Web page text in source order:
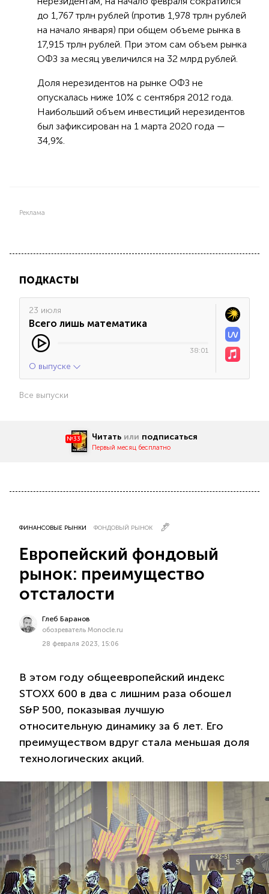
до 1,767 трлн рублей (против 1,978 трлн рублей
на начало января) при общем объеме рынка в
17,915 трлн рублей. При этом сам объем рынка
ОФЗ за месяц увеличился на 32 млрд рублей.
Доля нерезидентов на рынке ОФЗ не
опускалась ниже 10% с сентября 2012 года.
Наибольший объем инвестиций нерезидентов
был зафиксирован на 1 марта 2020 года —
34,9%.
Реклама
ПОДКАСТЫ
23 июля
Всего лишь математика
38:01
О выпуске
Все выпуски
№33 Читать или подписаться
Первый месяц бесплатно
ФИНАНСОВЫЕ РЫНКИ ФОНДОВЫЙ РЫНОК
Европейский фондовый
рынок: преимущество
отсталости
Глеб Баранов
обозреватель Monocle.ru
28 февраля 2023, 15:06
В этом году общеевропейский индекс
STOXX 600 в два с лишним раза обошел
S&P 500, показывая лучшую
относительную динамику за 6 лет. Его
преимуществом вдруг стала меньшая доля
технологических акций.